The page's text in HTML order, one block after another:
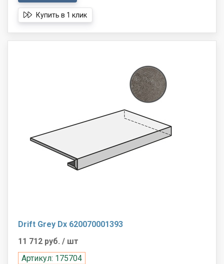
Купить в 1 клик
Drift Grey Dx 620070001393
11 712 руб. / шт
Артикул: 175704